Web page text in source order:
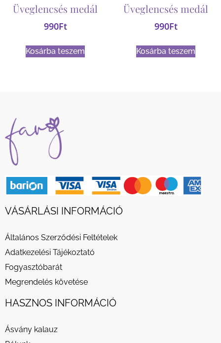
Üveglencsés medál
990Ft
Kosárba teszem
Üveglencsés medál
990Ft
Kosárba teszem
VÁSÁRLÁSI INFORMÁCIÓ
Általános Szerződési Feltételek
Adatkezelési Tájékoztató
Fogyasztóbarát
Megrendelés követése
HASZNOS INFORMÁCIÓ
Ásvány kalauz